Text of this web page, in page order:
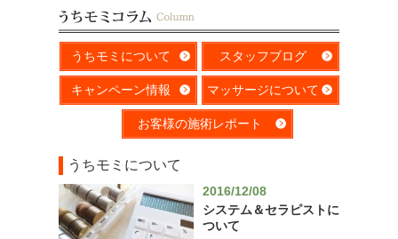
うちモミについて スタッフブログ
キャンペーン情報 マッサージについて
お客様の施術レポート
うちモミについて
2016/12/08
システム＆セラピストに
ついて